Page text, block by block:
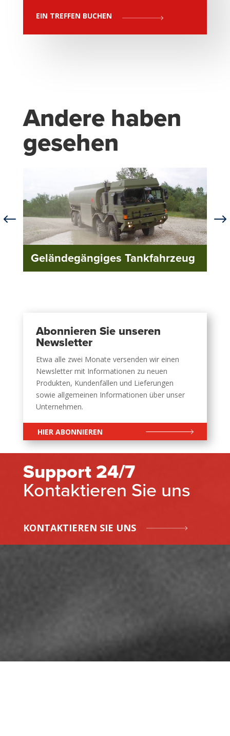
EIN TREFFEN BUCHEN
Andere haben
gesehen
Geländegängiges Tankfahrzeug
# $
Abonnieren Sie unseren
Newsletter
Etwa alle zwei Monate versenden wir einen
Newsletter mit Informationen zu neuen
Produkten, Kundenfällen und Lieferungen
sowie allgemeinen Informationen über unser
Unternehmen.
HIER ABONNIEREN
Support 24/7
Kontaktieren Sie uns
KONTAKTIEREN SIE UNS